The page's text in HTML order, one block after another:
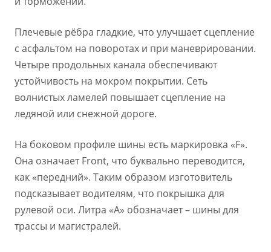
Плечевые рёбра гладкие, что улучшает сцепление
с асфальтом на поворотах и при маневрировании.
Четыре продольных канала обеспечивают
устойчивость на мокром покрытии. Сеть
волнистых ламелей повышает сцепление на
ледяной или снежной дороге.
На боковом профиле шины есть маркировка «F».
Она означает Front, что буквально переводится,
как «передний». Таким образом изготовитель
подсказывает водителям, что покрышка для
рулевой оси. Литра «А» обозначает – шины для
трассы и магистралей.